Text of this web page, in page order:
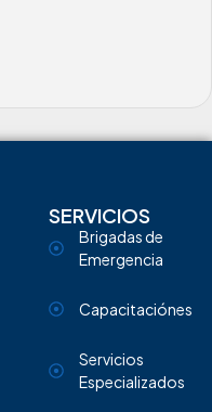
SERVICIOS
Brigadas de
Emergencia
Capacitaciónes
Servicios
Especializados